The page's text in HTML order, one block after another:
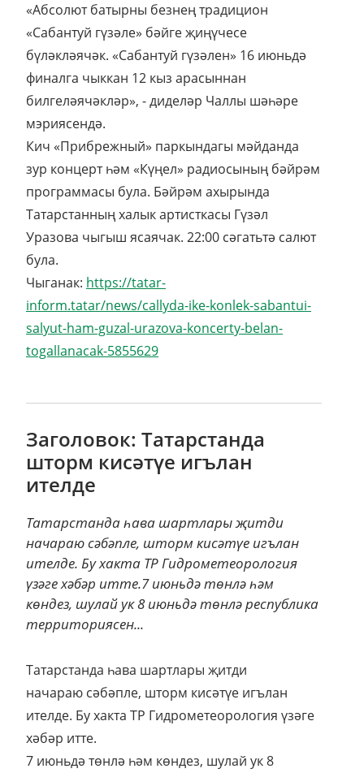
«Абсолют батырны безнең традицион
«Сабантуй гүзәле» бәйге җиңүчесе
бүләкләячәк. «Сабантуй гүзәлен» 16 июньдә
финалга чыккан 12 кыз арасыннан
билгеләячәкләр», - диделәр Чаллы шәһәре
мэриясендә.
Кич «Прибрежный» паркындагы мәйданда
зур концерт һәм «Күңел» радиосының бәйрәм
программасы була. Бәйрәм ахырында
Татарстанның халык артисткасы Гүзәл
Уразова чыгыш ясаячак. 22:00 сәгатьтә салют
була.
Чыганак: https://tatar-
inform.tatar/news/callyda-ike-konlek-sabantui-
salyut-ham-guzal-urazova-koncerty-belan-
togallanacak-5855629
Заголовок: Татарстанда
шторм кисәтүе игълан
ителде
Татарстанда һава шартлары җитди
начараю сәбәпле, шторм кисәтүе игълан
ителде. Бу хакта ТР Гидрометеорология
үзәге хәбәр итте.7 июньдә төнлә һәм
көндез, шулай ук 8 июньдә төнлә республика
территориясен...
Татарстанда һава шартлары җитди
начараю сәбәпле, шторм кисәтүе игълан
ителде. Бу хакта ТР Гидрометеорология үзәге
хәбәр итте.
7 июньдә төнлә һәм көндез, шулай ук 8